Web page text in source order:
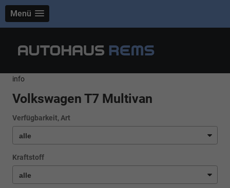
Menü
info
Volkswagen T7 Multivan
Verfügbarkeit, Art
Kraftstoff